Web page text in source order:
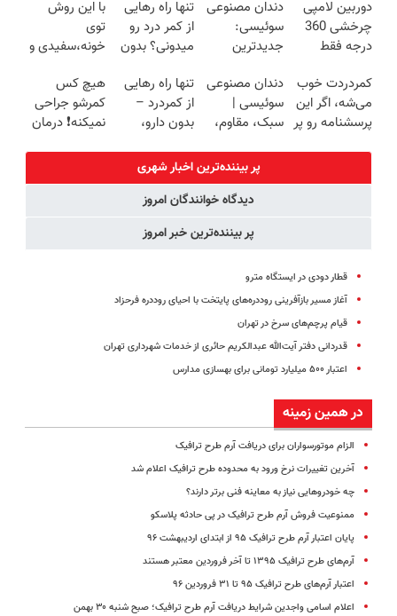
کننده خانگی
روزه ساخت!
پرکن)
دوربین لامپی
چرخشی 360
درجه فقط
🔥 پرداخت
درب منزل
دندان مصنوعی
سوئیسی:
جدیدترین
سبک و مقاوم |
پرداخت قسطی
تنها راه رهایی
از کمر درد رو
میدونی؟ بدون
(◂پرسش‌نامه)
با این روش
توی
خونه،سفیدی و
برگردون
(40%off)
کمردردت خوب
می‌شه، اگر این
پرسشنامه رو پر
دندان مصنوعی
سوئیسی |
سبک، مقاوم،
رایگان+پرداخت
اقساطی😍
تنها راه رهایی
از کمردرد –
بدون دارو،
«فرم پر کن»
هیچ کس
کمرشو جراحی
نمیکنه❗ درمان
(پرسشنامه)
پر بیننده‌ترین اخبار شهری
دیدگاه خوانندگان امروز
پر بیننده‌ترین خبر امروز
قطار دودی در ایستگاه مترو
آغاز مسیر بازآفرینی روددره‌های پایتخت با احیای روددره فرحزاد
قیام پرچم‌های سرخ در تهران
قدردانی دفتر آیت‌الله عبدالکریم حائری از خدمات شهرداری تهران
اعتبار ۵۰۰ میلیارد تومانی برای بهسازی مدارس
در همین زمینه
الزام موتورسواران برای دریافت آرم طرح ترافیک
آخرین تغییرات نرخ ورود به محدوده طرح ترافیک اعلام شد
چه خودروهایی نیاز به معاینه فنی برتر دارند؟
ممنوعیت فروش آرم طرح ترافیک در پی حادثه پلاسکو
پایان اعتبار آرم طرح ترافیک ۹۵ از ابتدای اردیبهشت ۹۶
آرم‌های طرح ترافیک ۱۳۹۵ تا آخر فروردین معتبر هستند
اعتبار آرم‌های طرح ترافیک ۹۵ تا ۳۱ فروردین ۹۶
اعلام اسامی واجدین شرایط دریافت آرم طرح ترافیک؛ صبح شنبه ۳۰ بهمن